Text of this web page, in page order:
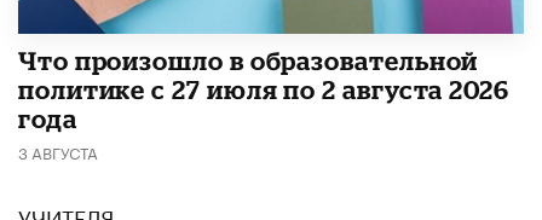
​Что произошло в образовательной
политике с 27 июля по 2 августа 2026
года
3 АВГУСТА